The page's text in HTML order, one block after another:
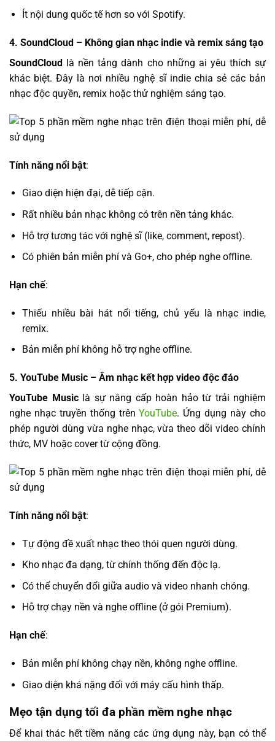
Ít nội dung quốc tế hơn so với Spotify.
4. SoundCloud – Không gian nhạc indie và remix sáng tạo
SoundCloud là nền tảng dành cho những ai yêu thích sự
khác biệt. Đây là nơi nhiều nghệ sĩ indie chia sẻ các bản
nhạc độc quyền, remix hoặc thử nghiệm sáng tạo.
Tính năng nổi bật:
Giao diện hiện đại, dễ tiếp cận.
Rất nhiều bản nhạc không có trên nền tảng khác.
Hỗ trợ tương tác với nghệ sĩ (like, comment, repost).
Có phiên bản miễn phí và Go+, cho phép nghe offline.
Hạn chế:
Thiếu nhiều bài hát nổi tiếng, chủ yếu là nhạc indie,
remix.
Bản miễn phí không hỗ trợ nghe offline.
5. YouTube Music – Âm nhạc kết hợp video độc đáo
YouTube Musiclà sự nâng cấp hoàn hảo từ trải nghiệm
nghe nhạc truyền thống trênYouTube. Ứng dụng này cho
phép người dùng vừa nghe nhạc, vừa theo dõi video chính
thức, MV hoặc cover từ cộng đồng.
Tính năng nổi bật:
Tự động đề xuất nhạc theo thói quen người dùng.
Kho nhạc đa dạng, từ chính thống đến độc lạ.
Có thể chuyển đổi giữa audio và video nhanh chóng.
Hỗ trợ chạy nền và nghe offline (ở gói Premium).
Hạn chế:
Bản miễn phí không chạy nền, không nghe offline.
Giao diện khá nặng đối với máy cấu hình thấp.
Mẹo tận dụng tối đa phần mềm nghe nhạc
Để khai thác hết tiềm năng các ứng dụng này, bạn có thể